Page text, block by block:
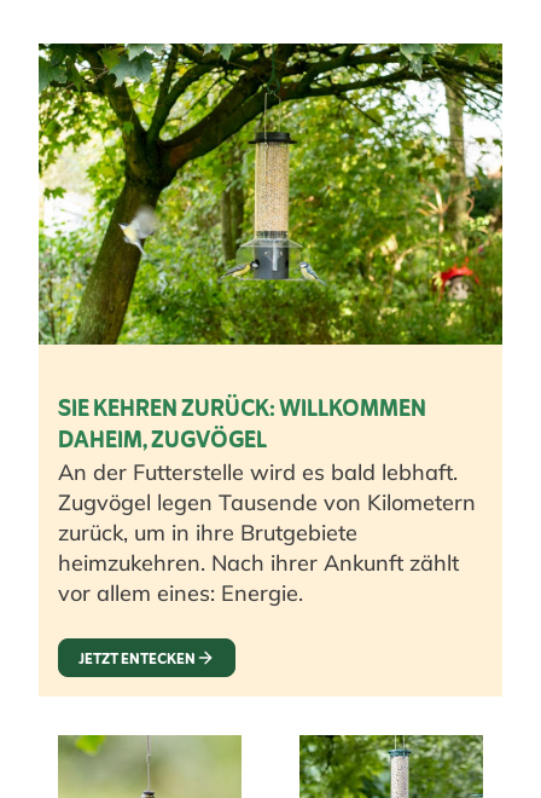
SIE KEHREN ZURÜCK: WILLKOMMEN
DAHEIM, ZUGVÖGEL
An der Futterstelle wird es bald lebhaft.
Zugvögel legen Tausende von Kilometern
zurück, um in ihre Brutgebiete
heimzukehren. Nach ihrer Ankunft zählt
vor allem eines: Energie.
JETZT ENTECKEN